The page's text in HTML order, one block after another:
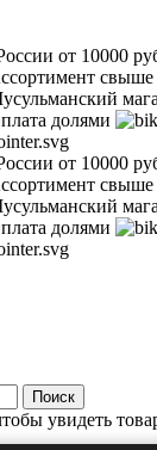
от 10000
долями
от 10000
долями
Поиск
увидеть